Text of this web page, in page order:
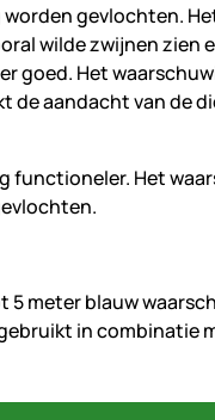
gevlochten.
wilde zwijnen zien
goed. Het
de aandacht van de
functioneler. Het
5 meter blauw
in combinatie